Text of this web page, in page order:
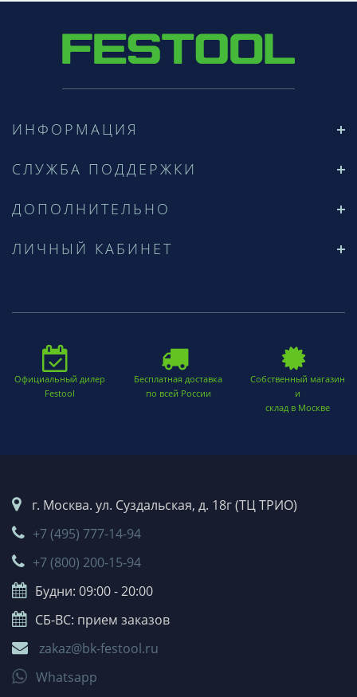
ИНФОРМАЦИЯ
СЛУЖБА ПОДДЕРЖКИ
ДОПОЛНИТЕЛЬНО
ЛИЧНЫЙ КАБИНЕТ
Официальный дилер
Festool
Бесплатная доставка
по всей России
Собственный магазин
и
склад в Москве
г. Москва. ул. Суздальская, д. 18г (ТЦ ТРИО)
+7 (495) 777-14-94
+7 (800) 200-15-94
Будни: 09:00 - 20:00
СБ-ВС: прием заказов
zakaz@bk-festool.ru
Whatsapp